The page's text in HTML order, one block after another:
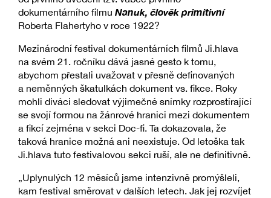
dokumentárního filmu Nanuk, člověk primitivní
Roberta Flahertyho v roce 1922?
Mezinárodní festival dokumentárních filmů Ji.hlava
na svém 21. ročníku dává jasné gesto k tomu,
abychom přestali uvažovat v přesně definovaných
a neměnných škatulkách dokument vs. fikce. Roky
mohli diváci sledovat výjimečné snímky rozprostírající
se svojí formou na žánrové hranici mezi dokumentem
a fikcí zejména v sekci Doc-fi. Ta dokazovala, že
taková hranice možná ani neexistuje. Od letoška tak
Ji.hlava tuto festivalovou sekci ruší, ale ne definitivně.
„Uplynulých 12 měsíců jsme intenzivně promýšleli,
kam festival směrovat v dalších letech. Jak jej rozvíjet